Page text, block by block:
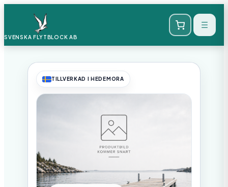
SVENSKA FLYTBLOCK AB
TILLVERKAD I HEDEMORA